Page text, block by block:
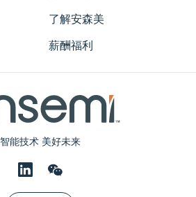
智能技术 美好未来
了解安森美
薪酬福利